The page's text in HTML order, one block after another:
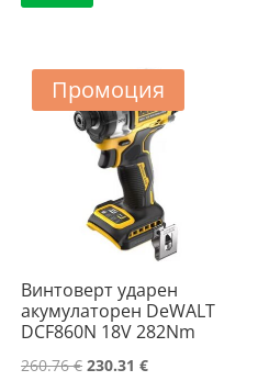
Промоция
Винтоверт ударен
акумулаторен DeWALT
DCF860N 18V 282Nm
260.76€ Original
230.31€Текущата